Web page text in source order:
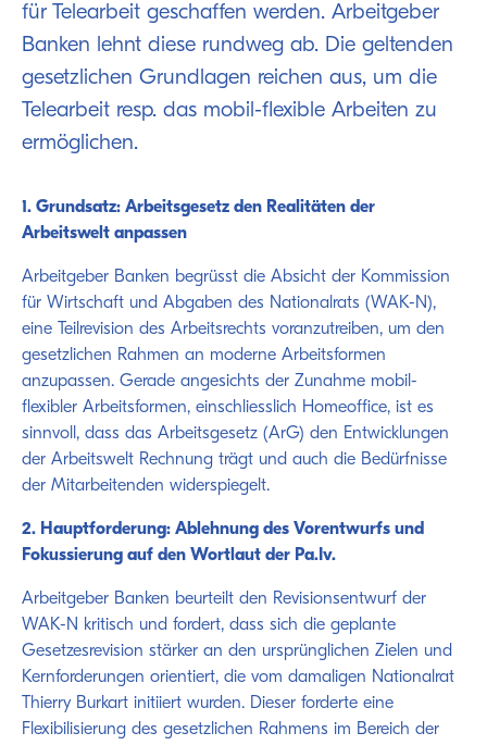
für Telearbeit geschaffen werden. Arbeitgeber
Banken lehnt diese rundweg ab. Die geltenden
gesetzlichen Grundlagen reichen aus, um die
Telearbeit resp. das mobil-flexible Arbeiten zu
ermöglichen.
1. Grundsatz: Arbeitsgesetz den Realitäten der
Arbeitswelt anpassen
Arbeitgeber Banken begrüsst die Absicht der Kommission
für Wirtschaft und Abgaben des Nationalrats (WAK-N),
eine Teilrevision des Arbeitsrechts voranzutreiben, um den
gesetzlichen Rahmen an moderne Arbeitsformen
anzupassen. Gerade angesichts der Zunahme mobil-
flexibler Arbeitsformen, einschliesslich Homeoffice, ist es
sinnvoll, dass das Arbeitsgesetz (ArG) den Entwicklungen
der Arbeitswelt Rechnung trägt und auch die Bedürfnisse
der Mitarbeitenden widerspiegelt.
2. Hauptforderung: Ablehnung des Vorentwurfs und
Fokussierung auf den Wortlaut der Pa.Iv.
Arbeitgeber Banken beurteilt den Revisionsentwurf der
WAK-N kritisch und fordert, dass sich die geplante
Gesetzesrevision stärker an den ursprünglichen Zielen und
Kernforderungen orientiert, die vom damaligen Nationalrat
Thierry Burkart initiiert wurden. Dieser forderte eine
Flexibilisierung des gesetzlichen Rahmens im Bereich der